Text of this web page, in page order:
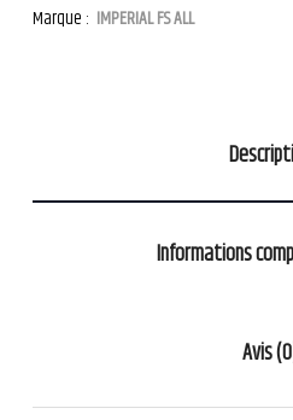
Marque : IMPERIAL FS ALL
Informations
Avis